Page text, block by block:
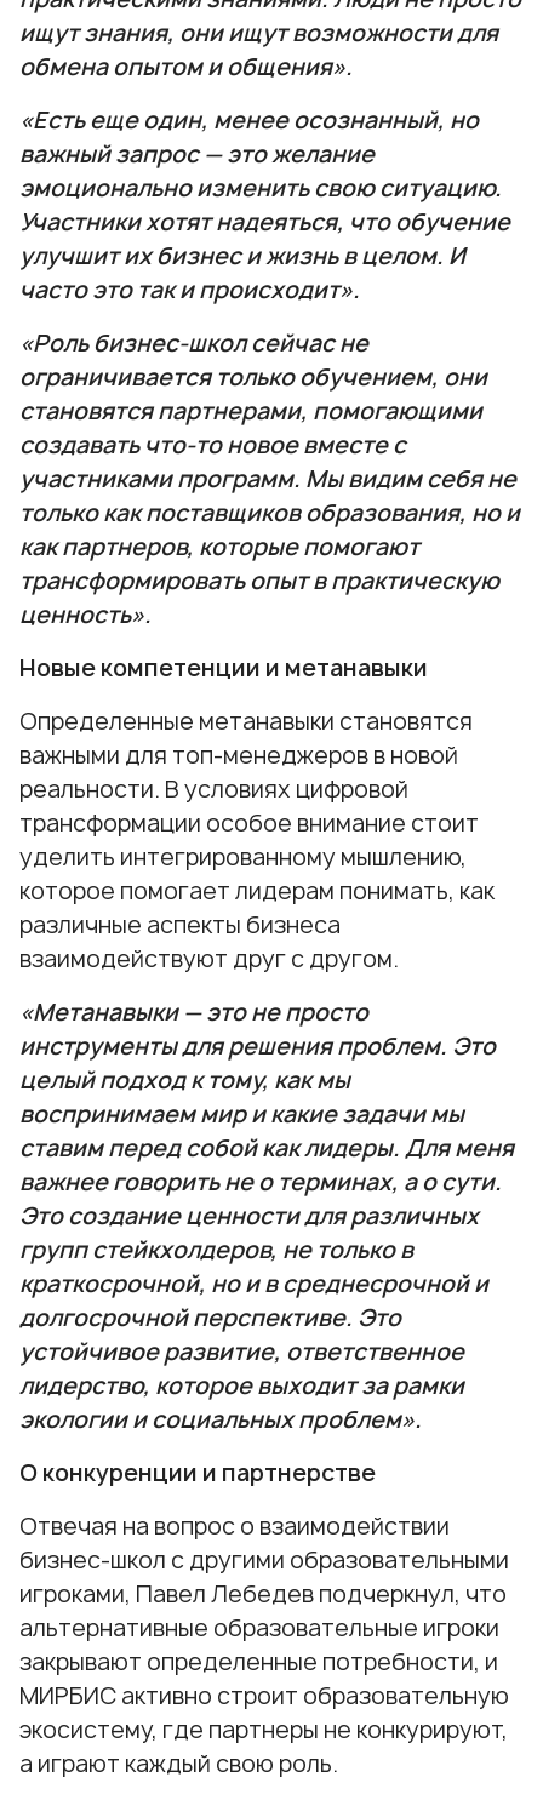
ищут знания, они ищут возможности для
обмена опытом и общения».
«Есть еще один, менее осознанный, но
важный запрос — это желание
эмоционально изменить свою ситуацию.
Участники хотят надеяться, что обучение
улучшит их бизнес и жизнь в целом. И
часто это так и происходит».
«Роль бизнес-школ сейчас не
ограничивается только обучением, они
становятся партнерами, помогающими
создавать что-то новое вместе с
участниками программ. Мы видим себя не
только как поставщиков образования, но и
как партнеров, которые помогают
трансформировать опыт в практическую
ценность».
Новые компетенции и метанавыки
Определенные метанавыки становятся
важными для топ-менеджеров в новой
реальности. В условиях цифровой
трансформации особое внимание стоит
уделить интегрированному мышлению,
которое помогает лидерам понимать, как
различные аспекты бизнеса
взаимодействуют друг с другом.
«Метанавыки — это не просто
инструменты для решения проблем. Это
целый подход к тому, как мы
воспринимаем мир и какие задачи мы
ставим перед собой как лидеры. Для меня
важнее говорить не о терминах, а о сути.
Это создание ценности для различных
групп стейкхолдеров, не только в
краткосрочной, но и в среднесрочной и
долгосрочной перспективе. Это
устойчивое развитие, ответственное
лидерство, которое выходит за рамки
экологии и социальных проблем».
О конкуренции и партнерстве
Отвечая на вопрос о взаимодействии
бизнес-школ с другими образовательными
игроками, Павел Лебедев подчеркнул, что
альтернативные образовательные игроки
закрывают определенные потребности, и
МИРБИС активно строит образовательную
экосистему, где партнеры не конкурируют,
а играют каждый свою роль.